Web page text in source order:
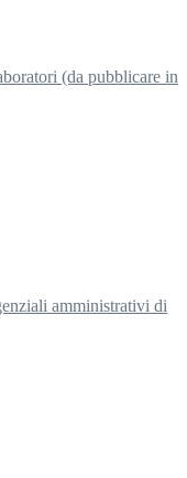
(da pubblicare in
amministrativi di